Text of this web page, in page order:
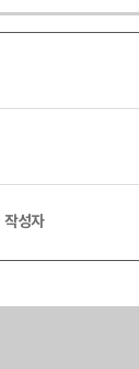
작성자